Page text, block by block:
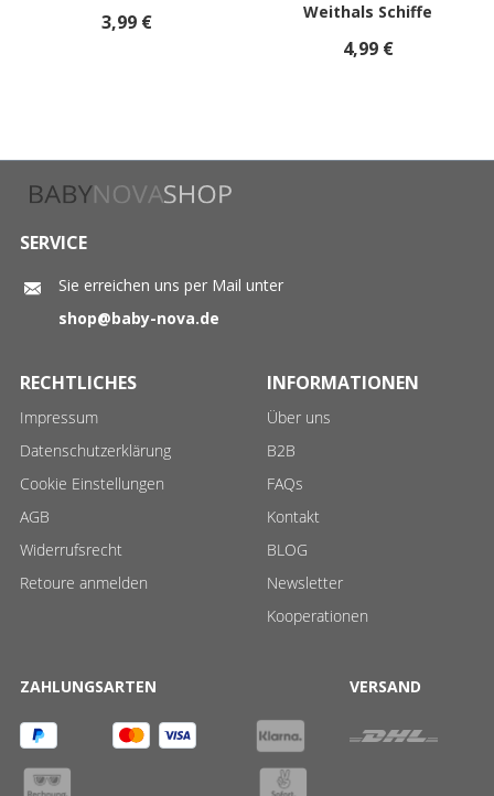
3,99 €
Weithals Schiffe
4,99 €
SERVICE
Sie erreichen uns per Mail unter
shop@baby-nova.de
RECHTLICHES
Impressum
Datenschutzerklärung
Cookie Einstellungen
AGB
Widerrufsrecht
Retoure anmelden
INFORMATIONEN
Über uns
B2B
FAQs
Kontakt
BLOG
Newsletter
Kooperationen
ZAHLUNGSARTEN VERSAND